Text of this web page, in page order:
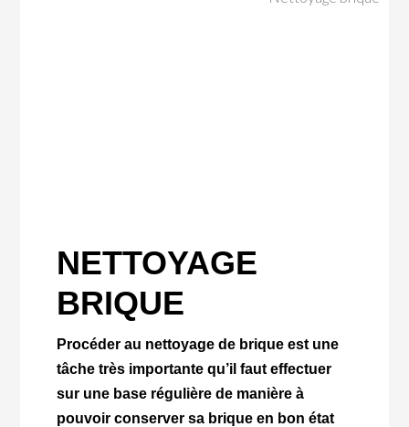
NETTOYAGE
BRIQUE
Procéder au nettoyage de brique est une
tâche très importante qu’il faut effectuer
sur une base régulière de manière à
pouvoir conserver sa brique en bon état